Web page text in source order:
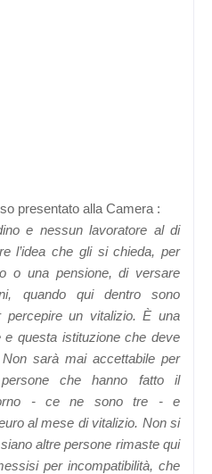
presentato alla Camera :
e nessun lavoratore al di
l’idea che gli si chieda, per
o una pensione, di versare
quando qui dentro sono
percepire un vitalizio. È una
questa istituzione che deve
sarà mai accettabile per
che hanno fatto il
- ce ne sono tre - e
al mese di vitalizio. Non si
altre persone rimaste qui
per incompatibilità, che